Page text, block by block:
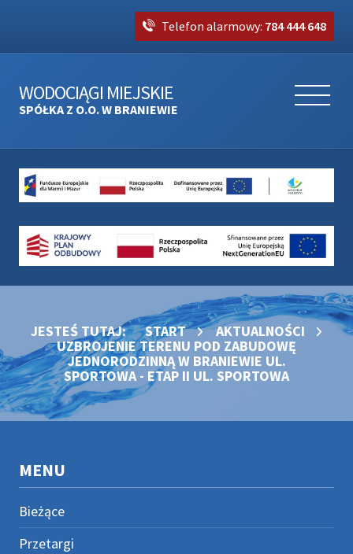
Telefon alarmowy: 784 444 648
WODOCIĄGI MIEJSKIE
SPÓŁKA Z O.O. W BRANIEWIE
JESTEŚ TUTAJ: START
AKTUALNOŚCI
UZBROJENIE TERENU POD ZABUDOWĘ
JEDNORODZINNĄ W BRANIEWIE UL.
SPORTOWA - ETAP II UL. SPORTOWA
MENU
Bieżące
Przetargi